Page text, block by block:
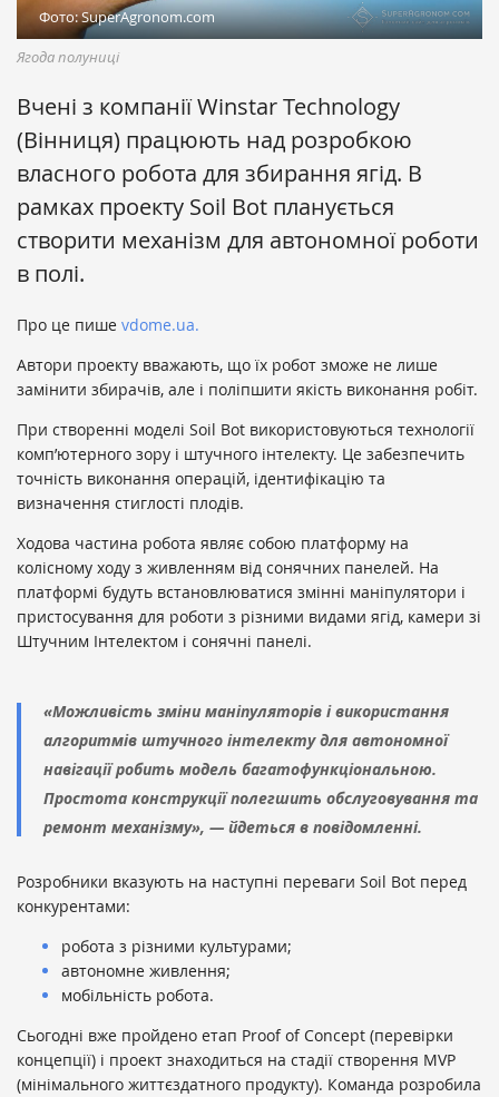
Фото: SuperAgronom.com
Ягода полуниці
Вчені з компанії Winstar Technology
(Вінниця) працюють над розробкою
власного робота для збирання ягід. В
рамках проекту Soil Bot планується
створити механізм для автономної роботи
в полі.
Про це пише vdome.ua.
Автори проекту вважають, що їх робот зможе не лише
замінити збирачів, але і поліпшити якість виконання робіт.
При створенні моделі Soil Bot використовуються технології
комп’ютерного зору і штучного інтелекту. Це забезпечить
точність виконання операцій, ідентифікацію та
визначення стиглості плодів.
Ходова частина робота являє собою платформу на
колісному ходу з живленням від сонячних панелей. На
платформі будуть встановлюватися змінні маніпулятори і
пристосування для роботи з різними видами ягід, камери зі
Штучним Інтелектом і сонячні панелі.
«Можливість зміни маніпуляторів і використання
алгоритмів штучного інтелекту для автономної
навігації робить модель багатофункціональною.
Простота конструкції полегшить обслуговування та
ремонт механізму», — йдеться в повідомленні.
Розробники вказують на наступні переваги Soil Bot перед
конкурентами:
робота з різними культурами;
автономне живлення;
мобільність робота.
Сьогодні вже пройдено етап Proof of Concept (перевірки
концепції) і проект знаходиться на стадії створення MVP
(мінімального життєздатного продукту). Команда розробила